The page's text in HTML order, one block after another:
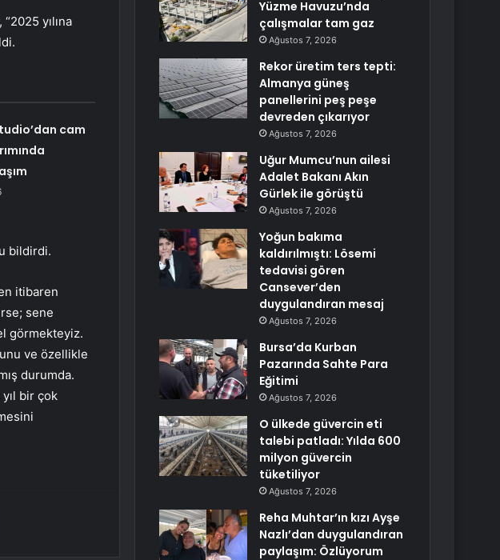
yılına
cam
bildirdi.
itibaren
sene
görmekteyiz.
ve özellikle
durumda.
bir çok
Yüzme Havuzu’nda
çalışmalar tam gaz
Ağustos 7, 2026
Rekor üretim ters tepti:
Almanya güneş
panellerini peş peşe
devreden çıkarıyor
Ağustos 7, 2026
Uğur Mumcu’nun ailesi
Adalet Bakanı Akın
Gürlek ile görüştü
Ağustos 7, 2026
Yoğun bakıma
kaldırılmıştı: Lösemi
tedavisi gören
Cansever’den
duygulandıran mesaj
Ağustos 7, 2026
Bursa’da Kurban
Pazarında Sahte Para
Eğitimi
Ağustos 7, 2026
O ülkede güvercin eti
talebi patladı: Yılda 600
milyon güvercin
tüketiliyor
Ağustos 7, 2026
Reha Muhtar’ın kızı Ayşe
Nazlı’dan duygulandıran
paylaşım: Özlüyorum